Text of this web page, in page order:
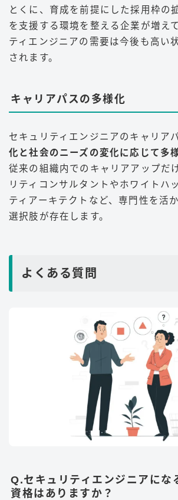
とくに、育成を前提にした採用枠の
を支援する環境を整える企業が増え
ティエンジニアの需要は今後も高い
されます。
キャリアパスの多様化
セキュリティエンジニアのキャリア
化と社会のニーズの変化に応じて多
従来の組織内でのキャリアアップだ
リティコンサルタントやホワイトハ
ティアーキテクトなど、専門性を活
選択肢が存在します。
よくある質問
Q.セキュリティエンジニアにな
資格はありますか？